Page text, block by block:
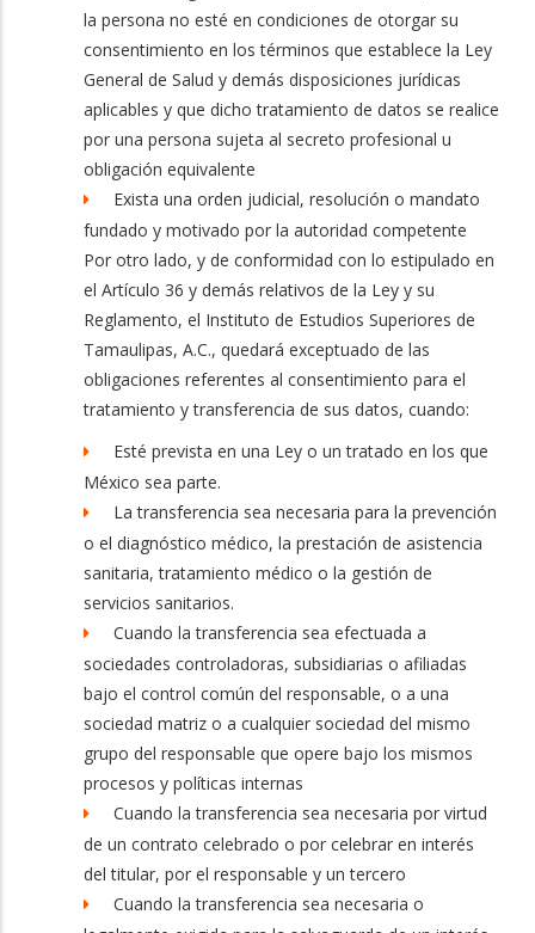
la persona no esté en condiciones de otorgar su
consentimiento en los términos que establece la Ley
General de Salud y demás disposiciones jurídicas
aplicables y que dicho tratamiento de datos se realice
por una persona sujeta al secreto profesional u
obligación equivalente
Exista una orden judicial, resolución o mandato
fundado y motivado por la autoridad competente
Por otro lado, y de conformidad con lo estipulado en
el Artículo 36 y demás relativos de la Ley y su
Reglamento, el Instituto de Estudios Superiores de
Tamaulipas, A.C., quedará exceptuado de las
obligaciones referentes al consentimiento para el
tratamiento y transferencia de sus datos, cuando:
Esté prevista en una Ley o un tratado en los que
México sea parte.
La transferencia sea necesaria para la prevención
o el diagnóstico médico, la prestación de asistencia
sanitaria, tratamiento médico o la gestión de
servicios sanitarios.
Cuando la transferencia sea efectuada a
sociedades controladoras, subsidiarias o afiliadas
bajo el control común del responsable, o a una
sociedad matriz o a cualquier sociedad del mismo
grupo del responsable que opere bajo los mismos
procesos y políticas internas
Cuando la transferencia sea necesaria por virtud
de un contrato celebrado o por celebrar en interés
del titular, por el responsable y un tercero
Cuando la transferencia sea necesaria o